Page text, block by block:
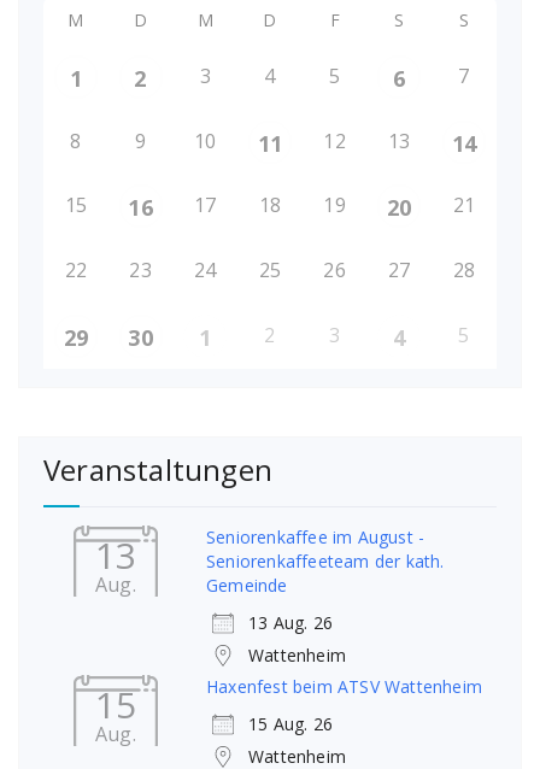
M D M D F S S
1 2 3 4 5 6 7
8 9 10 11 12 13 14
15 16 17 18 19 20 21
22 23 24 25 26 27 28
29 30 1 2 3 4 5
Veranstaltungen
13
Aug.
Seniorenkaffee im August -
Seniorenkaffeeteam der kath.
Gemeinde
13 Aug. 26
Wattenheim
15
Aug.
Haxenfest beim ATSV Wattenheim
15 Aug. 26
Wattenheim